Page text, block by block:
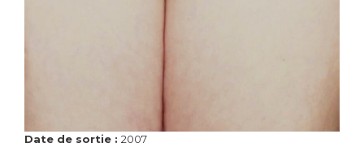
Date de sortie : 2007